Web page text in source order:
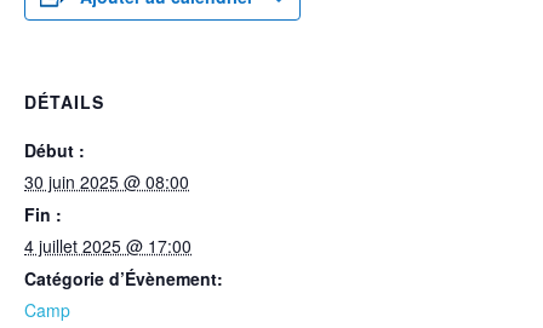
DÉTAILS
Début :
30 juin 2025 @ 08:00
Fin :
4 juillet 2025 @ 17:00
Catégorie d’Évènement:
Camp